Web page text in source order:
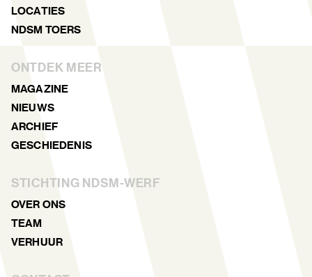
LOCATIES
NDSM TOERS
ONTDEK MEER
MAGAZINE
NIEUWS
ARCHIEF
GESCHIEDENIS
STICHTING NDSM-WERF
OVER ONS
TEAM
VERHUUR